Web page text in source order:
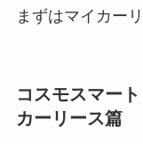
まずはマイカー
コスモスマー
カーリース篇